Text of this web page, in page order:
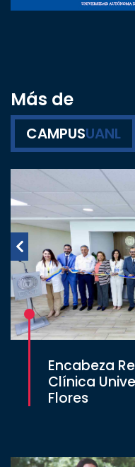
Más de
CAMPUSUANL
Encabeza
Clínica
Flores